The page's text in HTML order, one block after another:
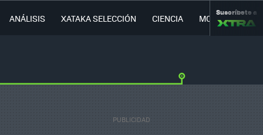
ANÁLISIS XATAKA SELECCIÓN CIENCIA MOVILIDAD
Suscríbete a